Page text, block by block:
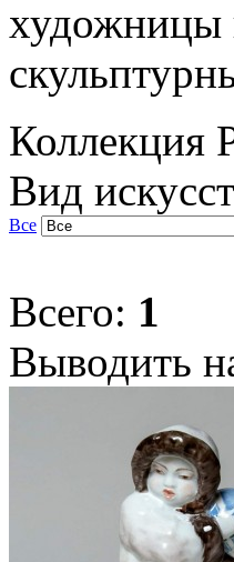
художницы
Коллекция
Вид
Все
Всего: 1
Выводить